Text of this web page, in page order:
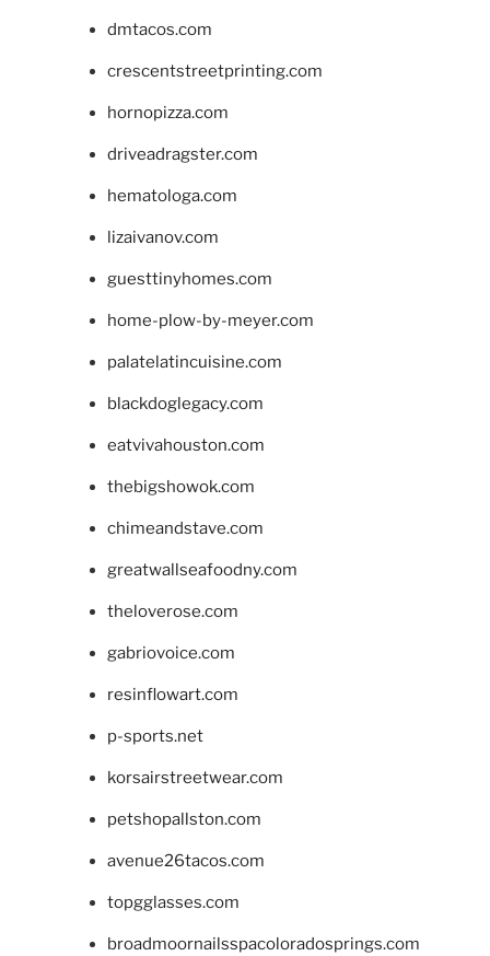
dmtacos.com
crescentstreetprinting.com
hornopizza.com
driveadragster.com
hematologa.com
lizaivanov.com
guesttinyhomes.com
home-plow-by-meyer.com
palatelatincuisine.com
blackdoglegacy.com
eatvivahouston.com
thebigshowok.com
chimeandstave.com
greatwallseafoodny.com
theloverose.com
gabriovoice.com
resinflowart.com
p-sports.net
korsairstreetwear.com
petshopallston.com
avenue26tacos.com
topgglasses.com
broadmoornailsspacoloradosprings.com